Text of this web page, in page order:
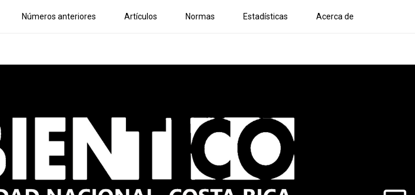
Números anteriores Artículos Normas Estadísticas Acerca de